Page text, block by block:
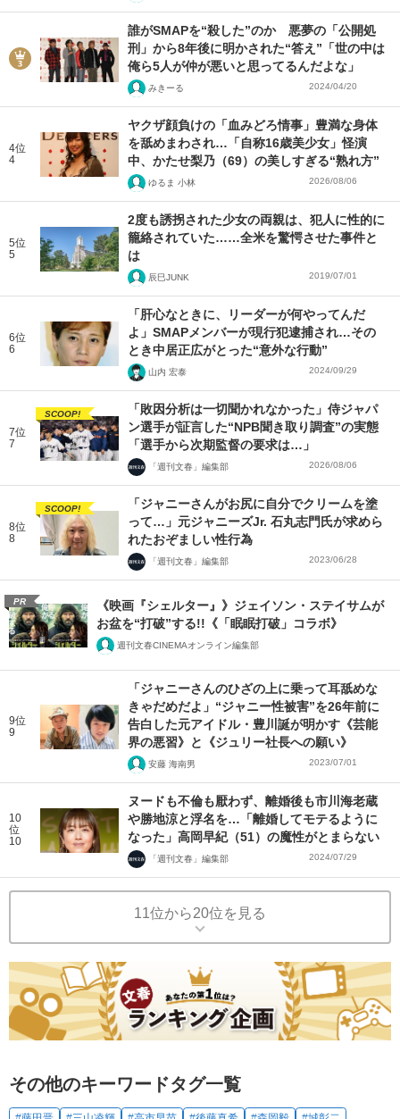
誰がSMAPを“殺した”のか 悪夢の「公開処
刑」から8年後に明かされた“答え”「世の中は
俺ら5人が仲が悪いと思ってるんだよな」
みきーる 2024/04/20
4位
4
ヤクザ顔負けの「血みどろ情事」豊満な身体
を舐めまわされ…「自称16歳美少女」怪演
中、かたせ梨乃（69）の美しすぎる“熟れ方”
ゆるま 小林 2026/08/06
5位
5
2度も誘拐された少女の両親は、犯人に性的に
籠絡されていた……全米を驚愕させた事件と
は
辰巳JUNK 2019/07/01
6位
6
「肝心なときに、リーダーが何やってんだ
よ」SMAPメンバーが現行犯逮捕され…その
とき中居正広がとった“意外な行動”
山内 宏泰 2024/09/29
7位
7
SCOOP!
「敗因分析は一切聞かれなかった」侍ジャパ
ン選手が証言した“NPB聞き取り調査”の実態
「選手から次期監督の要求は…」
「週刊文春」編集部 2026/08/06
8位
8
SCOOP!
「ジャニーさんがお尻に自分でクリームを塗
って…」元ジャニーズJr. 石丸志門氏が求めら
れたおぞましい性行為
「週刊文春」編集部 2023/06/28
PR
《映画『シェルター』》ジェイソン・ステイサムが
お盆を“打破”する!!《「眠眠打破」コラボ》
週刊文春CINEMAオンライン編集部
9位
9
「ジャニーさんのひざの上に乗って耳舐めな
きゃだめだよ」“ジャニー性被害”を26年前に
告白した元アイドル・豊川誕が明かす《芸能
界の悪習》と《ジュリー社長への願い》
安藤 海南男 2023/07/01
10
位
10
ヌードも不倫も厭わず、離婚後も市川海老蔵
や勝地涼と浮名を…「離婚してモテるように
なった」高岡早紀（51）の魔性がとまらない
「週刊文春」編集部 2024/07/29
11位から20位を見る
その他のキーワードタグ一覧